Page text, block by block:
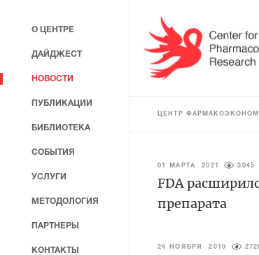
ЦЕНТР
01 МАРТА 2021 3045
FDA
препарата
24 НОЯБРЯ 2019
О ЦЕНТРЕ
ДАЙДЖЕСТ
НОВОСТИ
ПУБЛИКАЦИИ
БИБЛИОТЕКА
СОБЫТИЯ
УСЛУГИ
МЕТОДОЛОГИЯ
ПАРТНЕРЫ
КОНТАКТЫ